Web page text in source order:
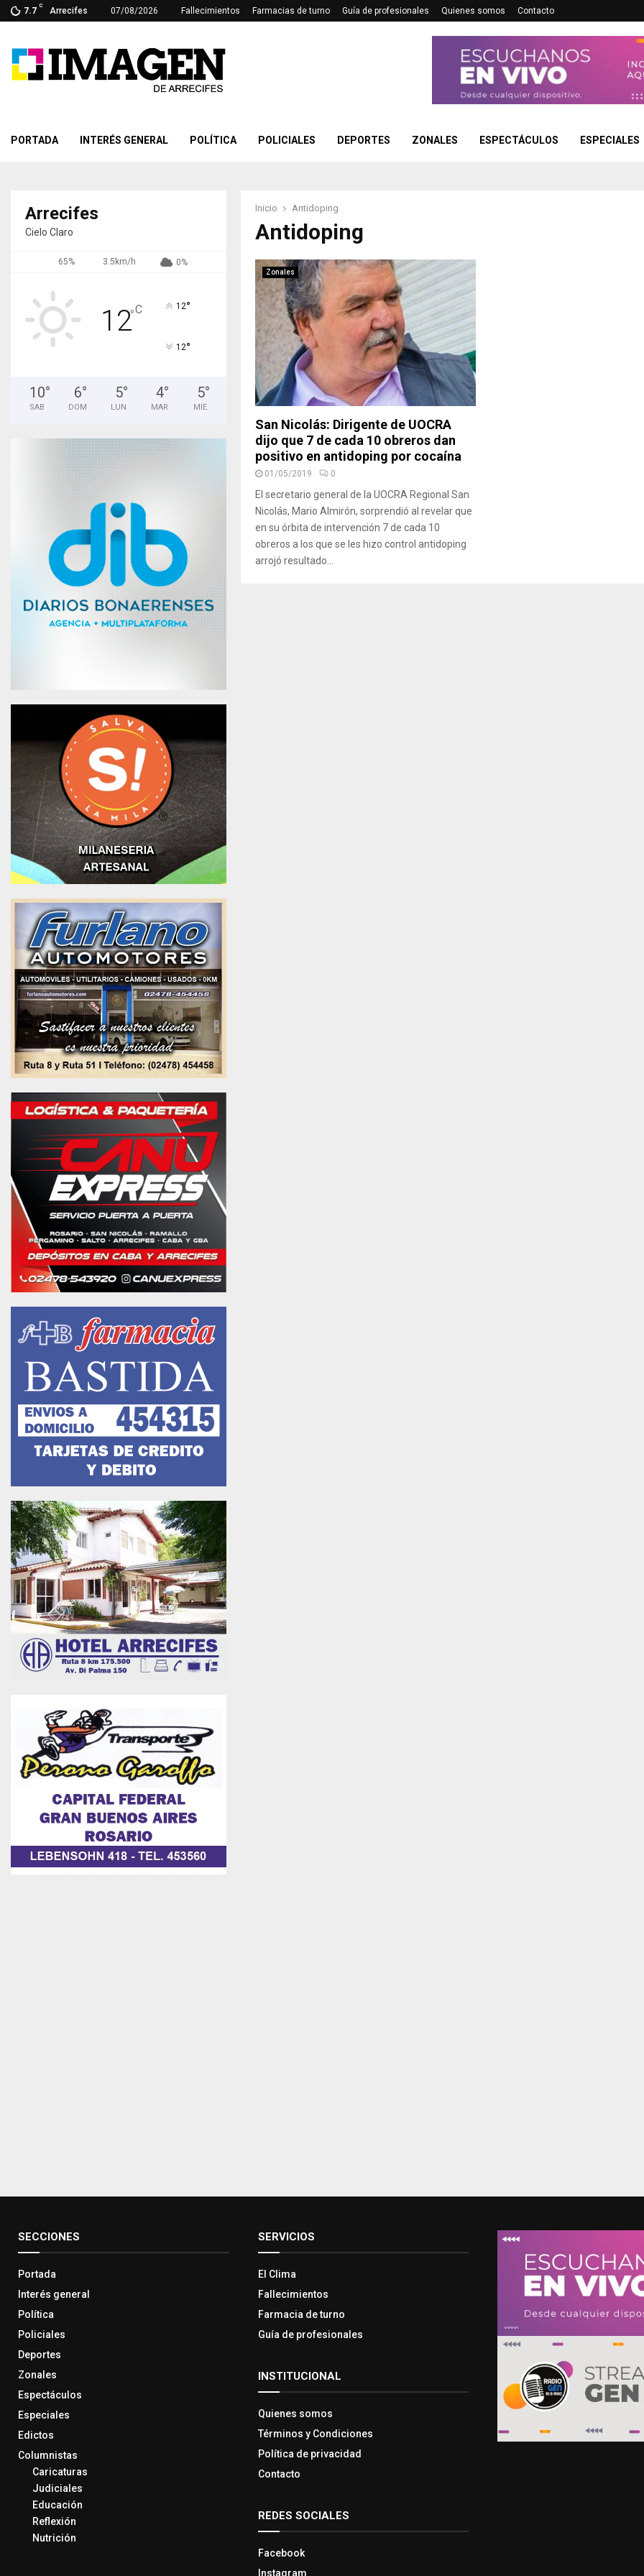
7.7
C
Arrecifes 07/08/2026 Fallecimientos Farmacias de turno Guía de profesionales Quienes somos Contacto
PORTADA INTERÉS GENERAL POLÍTICA POLICIALES DEPORTES ZONALES ESPECTÁCULOS ESPECIALES
Inicio Antidoping
Antidoping
Zonales
San Nicolás: Dirigente de UOCRA
dijo que 7 de cada 10 obreros dan
positivo en antidoping por cocaína
01/05/2019 0
El secretario general de la UOCRA Regional San
Nicolás, Mario Almirón, sorprendió al revelar que
en su órbita de intervención 7 de cada 10
obreros a los que se les hizo control antidoping
arrojó resultado...
Arrecifes
Cielo Claro
65% 3.5km/h 0%
12°C 12°
12°
10°
SAB
6°
DOM
5°
LUN
4°
MAR
5°
MIE
SECCIONES
Portada
Interés general
Política
Policiales
Deportes
Zonales
Espectáculos
Especiales
Edictos
Columnistas
Caricaturas
Judiciales
Educación
Reflexión
Nutrición
SERVICIOS
El Clima
Fallecimientos
Farmacia de turno
Guía de profesionales
INSTITUCIONAL
Quienes somos
Términos y Condiciones
Política de privacidad
Contacto
REDES SOCIALES
Facebook
Instagram